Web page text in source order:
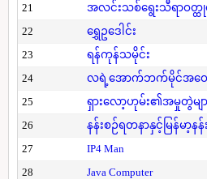
21
အလင်းသစ်ရွေးသီရာဝတ္ထု
22
ရွှေဥဒေါင်း
23
ရန်ကုန်သမိုင်း
24
လရဲ့အောက်ဘက်မိုင်အဝေ
25
ရှားလော့ဟုမ်း၏အမှုတွဲမျာ
26
နန်းစဉ်ရတနာနှင့်မြန်မာ့
27
IP4 Man
28
Java Computer